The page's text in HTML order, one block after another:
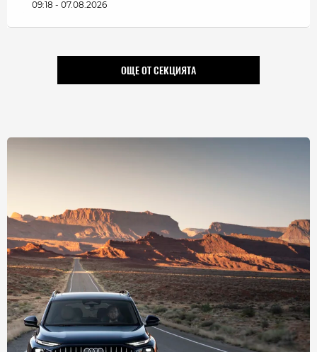
09:18 - 07.08.2026
ОЩЕ ОТ СЕКЦИЯТА